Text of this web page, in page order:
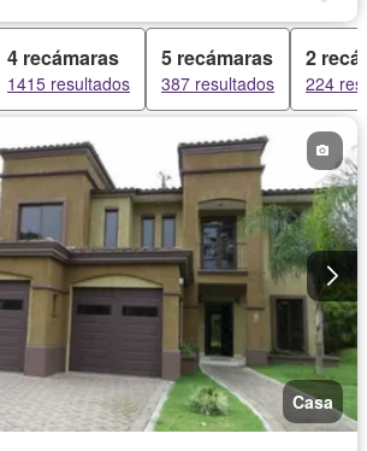
4 recámaras
1415 resultados
5 recámaras
387 resultados
2
224
Casa